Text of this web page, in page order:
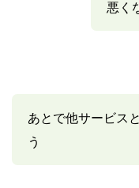
悪く
あとで他サービス
う